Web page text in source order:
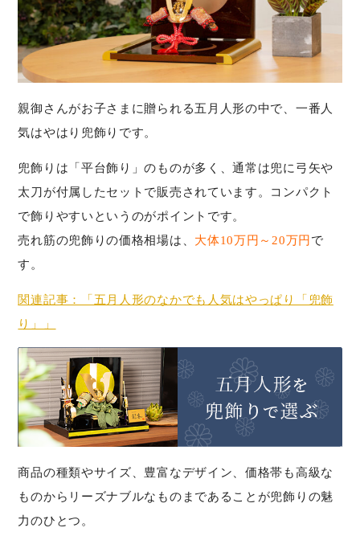
親御さんがお子さまに贈られる五月人形の中で、一番人
気はやはり兜飾りです。
兜飾りは「平台飾り」のものが多く、通常は兜に弓矢や
太刀が付属したセットで販売されています。コンパクト
で飾りやすいというのがポイントです。
売れ筋の兜飾りの価格相場は、 大体10万円～20万円で
す。
関連記事：「五月人形のなかでも人気はやっぱり「兜飾
り」」
商品の種類やサイズ、豊富なデザイン、価格帯も高級な
ものからリーズナブルなものまであることが兜飾りの魅
力のひとつ。